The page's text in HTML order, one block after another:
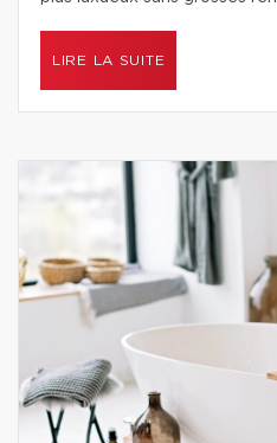
LIRE LA SUITE